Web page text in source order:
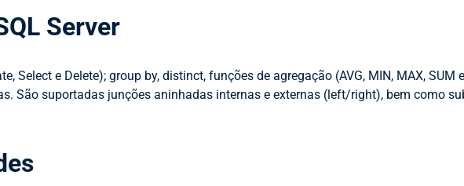
Server
Select e Delete); group by, distinct, funções de agregação (AVG, MIN, MAX,
São suportadas junções aninhadas internas e externas (left/right), bem como